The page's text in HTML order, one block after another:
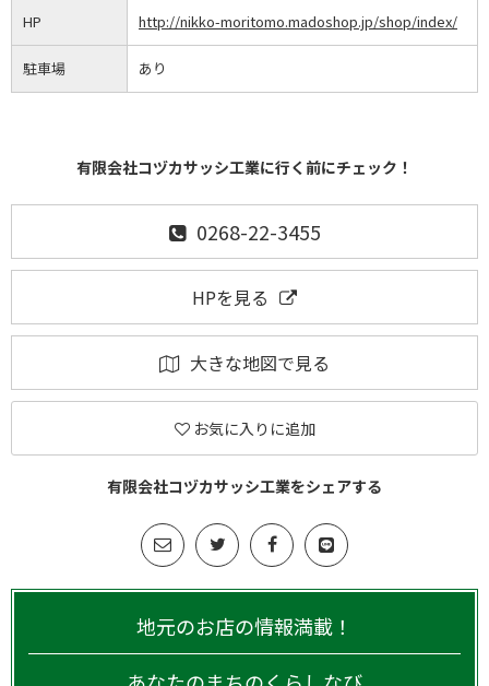
HP http://nikko-moritomo.madoshop.jp/shop/index/
駐車場 あり
有限会社コヅカサッシ工業に行く前にチェック！
0268-22-3455
HPを見る
大きな地図で見る
お気に入りに追加
有限会社コヅカサッシ工業をシェアする
地元のお店の情報満載！